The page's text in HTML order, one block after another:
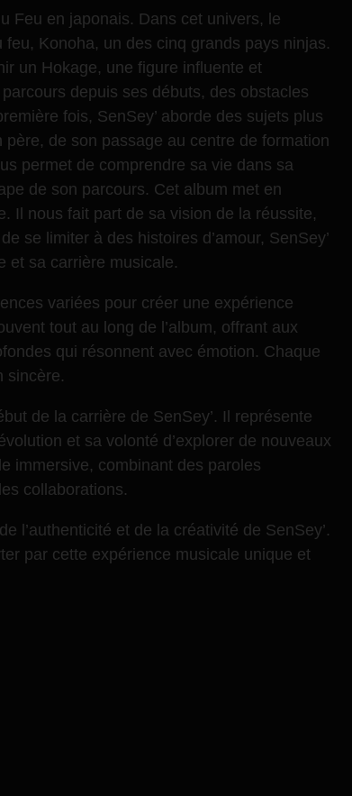
Feu en japonais. Dans cet univers, le
Konoha, un des cinq grands pays ninjas.
un Hokage, une figure influente et
depuis ses débuts, des obstacles
fois, SenSey’ aborde des sujets plus
de son passage au centre de formation
permet de comprendre sa vie dans sa
de son parcours. Cet album met en
Il nous fait part de sa vision de la réussite,
se limiter à des histoires d’amour, SenSey’
et sa carrière musicale.
variées pour créer une expérience
tout au long de l’album, offrant aux
qui résonnent avec émotion. Chaque
sincère.
de la carrière de SenSey’. Il représente
et sa volonté d’explorer de nouveaux
immersive, combinant des paroles
collaborations.
l’authenticité et de la créativité de SenSey’.
par cette expérience musicale unique et